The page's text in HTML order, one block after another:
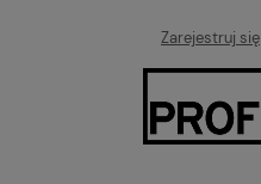
Zarejestruj się